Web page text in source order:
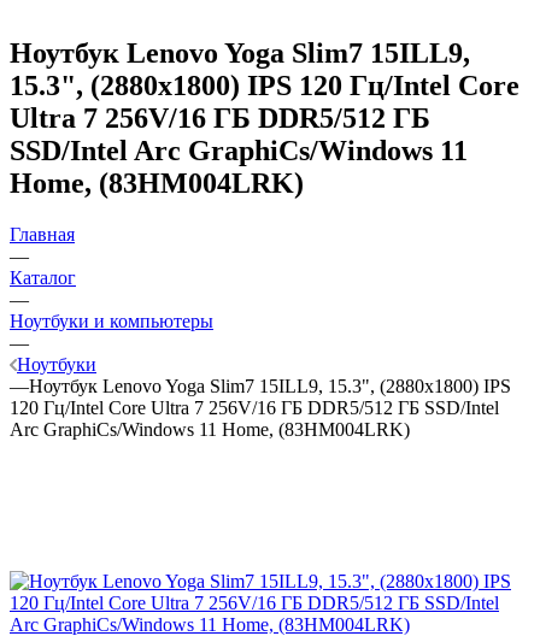
Ноутбук Lenovo Yoga Slim7 15ILL9,
15.3", (2880x1800) IPS 120 Гц/Intel Core
Ultra 7 256V/16 ГБ DDR5/512 ГБ
SSD/Intel Arc GraphiCs/Windows 11
Home, (83HM004LRK)
Главная
—
Каталог
—
Ноутбуки и компьютеры
—
Ноутбуки
—Ноутбук Lenovo Yoga Slim7 15ILL9, 15.3", (2880x1800) IPS
120 Гц/Intel Core Ultra 7 256V/16 ГБ DDR5/512 ГБ SSD/Intel
Arc GraphiCs/Windows 11 Home, (83HM004LRK)